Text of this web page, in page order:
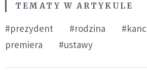
TEMATY W ARTYKULE
#prezydent #rodzina
premiera
#ustawy